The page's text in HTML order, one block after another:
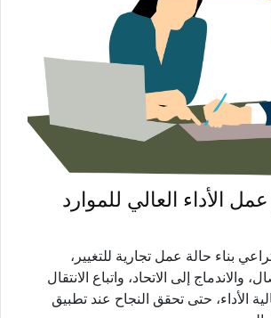
الأداء العالي للموارد
بناء حالة عمل تجارية للتغيير،
إلى الاتحاد، واتباع الانتقال
الأداء، حتى تحقق النجاح عند تطبيق